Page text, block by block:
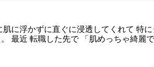
に浮かずに直ぐに浸透してくれて 特
最近 転職した先で 「肌めっちゃ綺麗